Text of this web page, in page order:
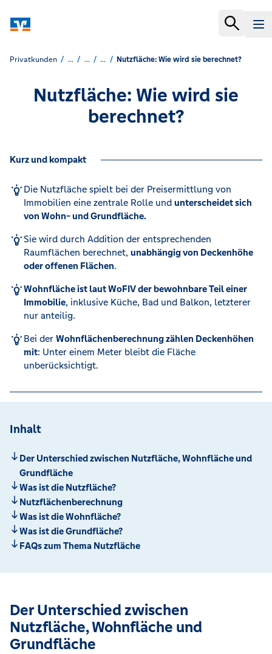
Privatkunden ... ... ... Nutzfläche: Wie wird sie berechnet?
Nutzfläche: Wie wird sie
berechnet?
Kurz und kompakt
Die Nutzfläche spielt bei der Preisermittlung von
Immobilien eine zentrale Rolle und unterscheidet sich
von Wohn- und Grundfläche.
Sie wird durch Addition der entsprechenden
Raumflächen berechnet, unabhängig von Deckenhöhe
oder offenen Flächen.
Wohnfläche ist laut WoFIV der bewohnbare Teil einer
Immobilie, inklusive Küche, Bad und Balkon, letzterer
nur anteilig.
Bei der Wohnflächenberechnung zählen Deckenhöhen
mit: Unter einem Meter bleibt die Fläche
unberücksichtigt.
Inhalt
Der Unterschied zwischen Nutzfläche, Wohnfläche und
Grundfläche
Was ist die Nutzfläche?
Nutzflächenberechnung
Was ist die Wohnfläche?
Was ist die Grundfläche?
FAQs zum Thema Nutzfläche
Der Unterschied zwischen
Nutzfläche, Wohnfläche und
Grundfläche